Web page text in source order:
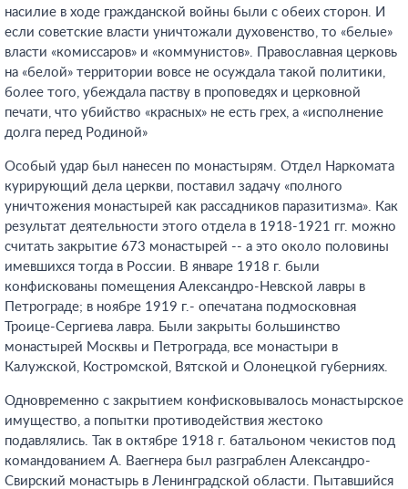
насилие в ходе гражданской войны были с обеих сторон. И
если советские власти уничтожали духовенство, то «белые»
власти «комиссаров» и «коммунистов». Православная церковь
на «белой» территории вовсе не осуждала такой политики,
более того, убеждала паству в проповедях и церковной
печати, что убийство «красных» не есть грех, а «исполнение
долга перед Родиной»
Особый удар был нанесен по монастырям. Отдел Наркомата
курирующий дела церкви, поставил задачу «полного
уничтожения монастырей как рассадников паразитизма». Как
результат деятельности этого отдела в 1918-1921 гг. можно
считать закрытие 673 монастырей -- а это около половины
имевшихся тогда в России. В январе 1918 г. были
конфискованы помещения Александро-Невской лавры в
Петрограде; в ноябре 1919 г.- опечатана подмосковная
Троице-Сергиева лавра. Были закрыты большинство
монастырей Москвы и Петрограда, все монастыри в
Калужской, Костромской, Вятской и Олонецкой губерниях.
Одновременно с закрытием конфисковывалось монастырское
имущество, а попытки противодействия жестоко
подавлялись. Так в октябре 1918 г. батальоном чекистов под
командованием А. Ваегнера был разграблен Александро-
Свирский монастырь в Ленинградской области. Пытавшийся